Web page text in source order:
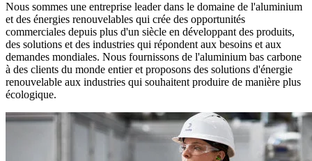
Nous sommes une entreprise leader dans le domaine de l'aluminium
et des énergies renouvelables qui crée des opportunités
commerciales depuis plus d'un siècle en développant des produits,
des solutions et des industries qui répondent aux besoins et aux
demandes mondiales. Nous fournissons de l'aluminium bas carbone
à des clients du monde entier et proposons des solutions d'énergie
renouvelable aux industries qui souhaitent produire de manière plus
écologique.